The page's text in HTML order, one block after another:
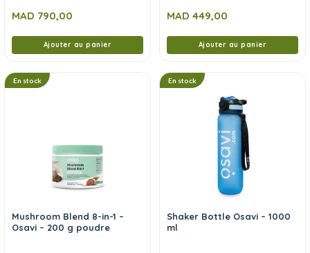
sur
MAD 790,00
Ajouter au panier
sur
MAD 449,00
Ajouter au panier
En stock
Mushroom Blend 8-in-1 –
Osavi – 200 g poudre
En stock
Shaker Bottle Osavi – 1000
ml